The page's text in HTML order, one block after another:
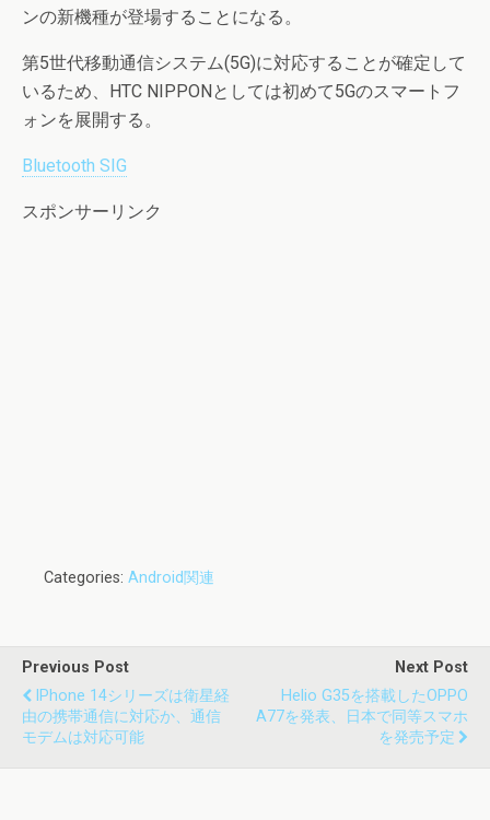
ンの新機種が登場することになる。
第5世代移動通信システム(5G)に対応することが確定して
いるため、HTC NIPPONとしては初めて5Gのスマートフ
ォンを展開する。
Bluetooth SIG
スポンサーリンク
Categories: Android関連
Previous Post
IPhone 14シリーズは衛星経
由の携帯通信に対応か、通信
モデムは対応可能
Next Post
Helio G35を搭載したOPPO
A77を発表、日本で同等スマホ
を発売予定